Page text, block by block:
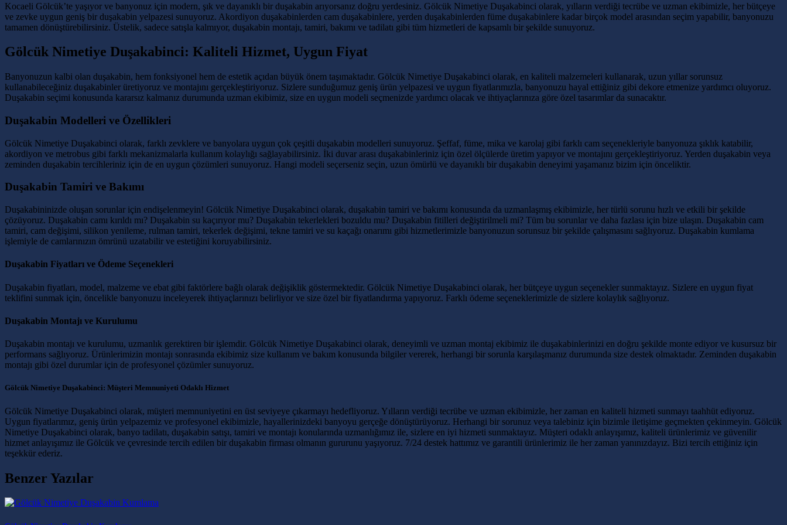
Kocaeli Gölcük’te yaşıyor ve banyonuz için modern, şık ve dayanıklı bir duşakabin arıyorsanız doğru yerdesiniz. Gölcük Nimetiye Duşakabinci olarak, yılların verdiği tecrübe ve uzman ekibimizle, her bütçeye
ve zevke uygun geniş bir duşakabin yelpazesi sunuyoruz. Akordiyon duşakabinlerden cam duşakabinlere, yerden duşakabinlerden füme duşakabinlere kadar birçok model arasından seçim yapabilir, banyonuzu
tamamen dönüştürebilirsiniz. Üstelik, sadece satışla kalmıyor, duşakabin montajı, tamiri, bakımı ve tadilatı gibi tüm hizmetleri de kapsamlı bir şekilde sunuyoruz.
Gölcük Nimetiye Duşakabinci: Kaliteli Hizmet, Uygun Fiyat
Banyonuzun kalbi olan duşakabin, hem fonksiyonel hem de estetik açıdan büyük önem taşımaktadır. Gölcük Nimetiye Duşakabinci olarak, en kaliteli malzemeleri kullanarak, uzun yıllar sorunsuz
kullanabileceğiniz duşakabinler üretiyoruz ve montajını gerçekleştiriyoruz. Sizlere sunduğumuz geniş ürün yelpazesi ve uygun fiyatlarımızla, banyonuzu hayal ettiğiniz gibi dekore etmenize yardımcı oluyoruz.
Duşakabin seçimi konusunda kararsız kalmanız durumunda uzman ekibimiz, size en uygun modeli seçmenizde yardımcı olacak ve ihtiyaçlarınıza göre özel tasarımlar da sunacaktır.
Duşakabin Modelleri ve Özellikleri
Gölcük Nimetiye Duşakabinci olarak, farklı zevklere ve banyolara uygun çok çeşitli duşakabin modelleri sunuyoruz. Şeffaf, füme, mika ve karolaj gibi farklı cam seçenekleriyle banyonuza şıklık katabilir,
akordiyon ve metrobus gibi farklı mekanizmalarla kullanım kolaylığı sağlayabilirsiniz. İki duvar arası duşakabinleriniz için özel ölçülerde üretim yapıyor ve montajını gerçekleştiriyoruz. Yerden duşakabin veya
zeminden duşakabin tercihleriniz için de en uygun çözümleri sunuyoruz. Hangi modeli seçerseniz seçin, uzun ömürlü ve dayanıklı bir duşakabin deneyimi yaşamanız bizim için önceliktir.
Duşakabin Tamiri ve Bakımı
Duşakabininizde oluşan sorunlar için endişelenmeyin! Gölcük Nimetiye Duşakabinci olarak, duşakabin tamiri ve bakımı konusunda da uzmanlaşmış ekibimizle, her türlü sorunu hızlı ve etkili bir şekilde
çözüyoruz. Duşakabin camı kırıldı mı? Duşakabin su kaçırıyor mu? Duşakabin tekerlekleri bozuldu mu? Duşakabin fitilleri değiştirilmeli mi? Tüm bu sorunlar ve daha fazlası için bize ulaşın. Duşakabin cam
tamiri, cam değişimi, silikon yenileme, rulman tamiri, tekerlek değişimi, tekne tamiri ve su kaçağı onarımı gibi hizmetlerimizle banyonuzun sorunsuz bir şekilde çalışmasını sağlıyoruz. Duşakabin kumlama
işlemiyle de camlarınızın ömrünü uzatabilir ve estetiğini koruyabilirsiniz.
Duşakabin Fiyatları ve Ödeme Seçenekleri
Duşakabin fiyatları, model, malzeme ve ebat gibi faktörlere bağlı olarak değişiklik göstermektedir. Gölcük Nimetiye Duşakabinci olarak, her bütçeye uygun seçenekler sunmaktayız. Sizlere en uygun fiyat
teklifini sunmak için, öncelikle banyonuzu inceleyerek ihtiyaçlarınızı belirliyor ve size özel bir fiyatlandırma yapıyoruz. Farklı ödeme seçeneklerimizle de sizlere kolaylık sağlıyoruz.
Duşakabin Montajı ve Kurulumu
Duşakabin montajı ve kurulumu, uzmanlık gerektiren bir işlemdir. Gölcük Nimetiye Duşakabinci olarak, deneyimli ve uzman montaj ekibimiz ile duşakabinlerinizi en doğru şekilde monte ediyor ve kusursuz bir
performans sağlıyoruz. Ürünlerimizin montajı sonrasında ekibimiz size kullanım ve bakım konusunda bilgiler vererek, herhangi bir sorunla karşılaşmanız durumunda size destek olmaktadır. Zeminden duşakabin
montajı gibi özel durumlar için de profesyonel çözümler sunuyoruz.
Gölcük Nimetiye Duşakabinci: Müşteri Memnuniyeti Odaklı Hizmet
Gölcük Nimetiye Duşakabinci olarak, müşteri memnuniyetini en üst seviyeye çıkarmayı hedefliyoruz. Yılların verdiği tecrübe ve uzman ekibimizle, her zaman en kaliteli hizmeti sunmayı taahhüt ediyoruz.
Uygun fiyatlarımız, geniş ürün yelpazemiz ve profesyonel ekibimizle, hayallerinizdeki banyoyu gerçeğe dönüştürüyoruz. Herhangi bir sorunuz veya talebiniz için bizimle iletişime geçmekten çekinmeyin. Gölcük
Nimetiye Duşakabinci olarak, banyo tadilatı, duşakabin satışı, tamiri ve montajı konularında uzmanlığımız ile, sizlere en iyi hizmeti sunmaktayız. Müşteri odaklı anlayışımız, kaliteli ürünlerimiz ve güvenilir
hizmet anlayışımız ile Gölcük ve çevresinde tercih edilen bir duşakabin firması olmanın gururunu yaşıyoruz. 7/24 destek hattımız ve garantili ürünlerimiz ile her zaman yanınızdayız. Bizi tercih ettiğiniz için
teşekkür ederiz.
Benzer Yazılar